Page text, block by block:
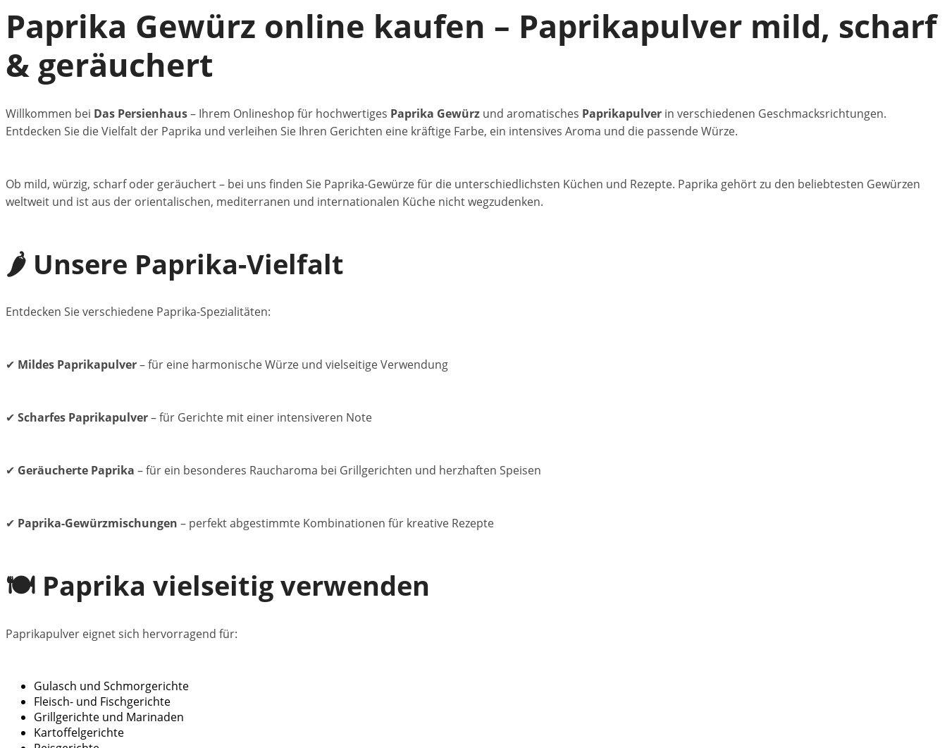
Paprika Gewürz online kaufen – Paprikapulver mild, scharf
& geräuchert
Willkommen bei Das Persienhaus– Ihrem Onlineshop für hochwertiges Paprika Gewürz und aromatisches Paprikapulver in verschiedenen Geschmacksrichtungen.
Entdecken Sie die Vielfalt der Paprika und verleihen Sie Ihren Gerichten eine kräftige Farbe, ein intensives Aroma und die passende Würze.
Ob mild, würzig, scharf oder geräuchert – bei uns finden Sie Paprika-Gewürze für die unterschiedlichsten Küchen und Rezepte. Paprika gehört zu den beliebtesten Gewürzen
weltweit und ist aus der orientalischen, mediterranen und internationalen Küche nicht wegzudenken.
🌶️ Unsere Paprika-Vielfalt
Entdecken Sie verschiedene Paprika-Spezialitäten:
✔ Mildes Paprikapulver– für eine harmonische Würze und vielseitige Verwendung
✔ Scharfes Paprikapulver– für Gerichte mit einer intensiveren Note
✔ Geräucherte Paprika – für ein besonderes Raucharoma bei Grillgerichten und herzhaften Speisen
✔ Paprika-Gewürzmischungen – perfekt abgestimmte Kombinationen für kreative Rezepte
🍽️ Paprika vielseitig verwenden
Paprikapulver eignet sich hervorragend für:
Gulasch und Schmorgerichte
Fleisch- und Fischgerichte
Grillgerichte und Marinaden
Kartoffelgerichte